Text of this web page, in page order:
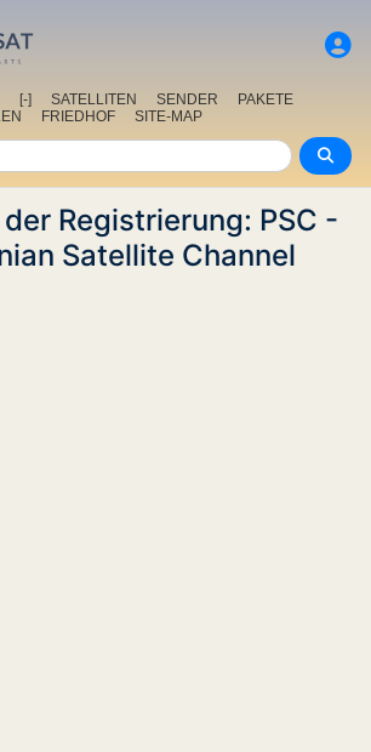
[-] SATELLITEN SENDER
PAKETE
FRIEDHOF SITE-MAP
Registrierung: PSC -
Satellite Channel